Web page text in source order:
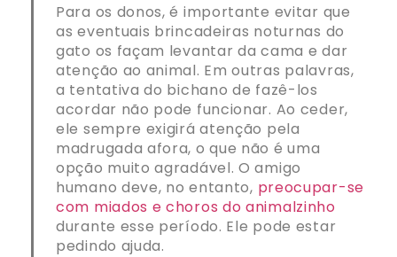
Para os donos, é importante evitar que
as eventuais brincadeiras noturnas do
gato os façam levantar da cama e dar
atenção ao animal. Em outras palavras,
a tentativa do bichano de fazê-los
acordar não pode funcionar. Ao ceder,
ele sempre exigirá atenção pela
madrugada afora, o que não é uma
opção muito agradável. O amigo
humano deve, no entanto, preocupar-se
com miados e choros do animalzinho
durante esse período. Ele pode estar
pedindo ajuda.